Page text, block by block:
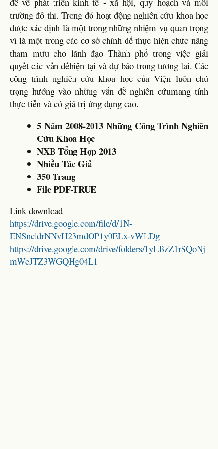
trường đô thị. Trong đó hoạt động nghiên cứu khoa học
được xác định là một trong những nhiệm vụ quan trọng
vì là một trong các cơ sở chính để thực hiện chức năng
tham mưu cho lãnh đạo Thành phố trong việc giải
quyết các vấn đềhiện tại và dự báo trong tương lai. Các
công trình nghiên cứu khoa học của Viện luôn chú
trọng hướng vào những vấn đề nghiên cứumang tính
thực tiễn và có giá trị ứng dụng cao.
5 Năm 2008-2013 Những Công Trình Nghiên
Cứu Khoa Học
NXB Tổng Hợp 2013
Nhiều Tác Giả
350 Trang
File PDF-TRUE
Link download
https://drive.google.com/file/d/1N-
ENSncldrNNvH23mdOP1y0ELx-vWLDg
https://drive.google.com/drive/folders/1yLBzZ1rSQoNj
mWeJTZ3WGQHg04L1